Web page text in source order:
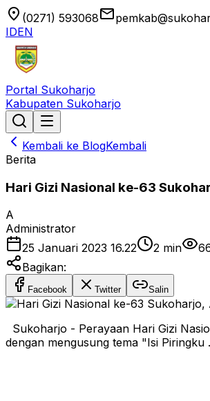
location_on (0271) 593068email
IDEN
Portal Sukoharjo
Kabupaten Sukoharjo
Kembali ke BlogKembali
Berita
Hari Gizi Nasional ke-63
A
Administrator
25 Januari 2023 16.22
2 min
Bagikan:
Facebook Twitter Salin
Sukoharjo - Perayaan Hari Gizi
dengan mengusung tema "Isi Piringku